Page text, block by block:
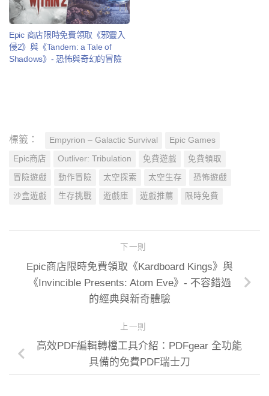
Epic 商店限時免費領取《邪靈入
侵2》與《Tandem: a Tale of
Shadows》- 恐怖與奇幻的冒險
標籤： Empyrion – Galactic Survival Epic Games
Epic商店 Outliver: Tribulation 免費遊戲 免費領取
冒險遊戲 動作冒險 太空探索 太空生存 恐怖遊戲
沙盒遊戲 生存挑戰 遊戲庫 遊戲推薦 限時免費
下一則
Epic商店限時免費領取《Kardboard Kings》與
《Invincible Presents: Atom Eve》- 不容錯過
的經典與新奇體驗
上一則
高效PDF編輯轉檔工具介紹：PDFgear 全功能
具備的免費PDF瑞士刀